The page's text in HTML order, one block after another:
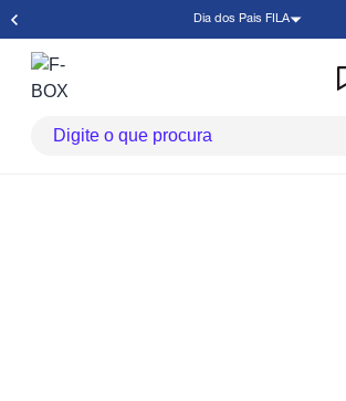
Dia dos Pais FILA